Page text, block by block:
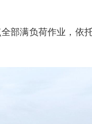
部满负荷作业，依